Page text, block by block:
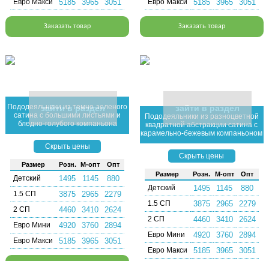
Евро Макси 5185 3965 3051
Заказать товар
Евро Макси 5185 3965 3051
Заказать товар
Пододеяльники из темно-зеленого
сатина с большими листьями и
бледно-голубого компаньона
зайти в раздел
Скрыть цены
Раз­мер Розн. М-опт Опт
Детский 1495 1145 880
1.5 СП 3875 2965 2279
2 СП 4460 3410 2624
Евро Мини 4920 3760 2894
Евро Макси 5185 3965 3051
Пододеяльники из разноцветной
квадратной абстракции сатина с
карамельно-бежевым компаньоном
зайти в раздел
Скрыть цены
Раз­мер Розн. М-опт Опт
Детский 1495 1145 880
1.5 СП 3875 2965 2279
2 СП 4460 3410 2624
Евро Мини 4920 3760 2894
Евро Макси 5185 3965 3051